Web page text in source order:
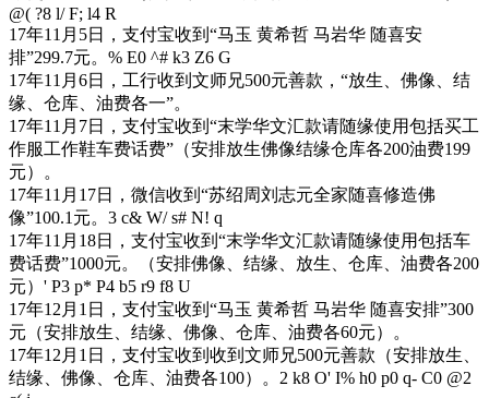
@( ?8 l/ F; l4 R
17年11月5日，支付宝收到“马玉 黄希哲 马岩华 随喜安
排”299.7元。 % E0 ^# k3 Z6 G
17年11月6日，工行收到文师兄500元善款，“放生、佛像、结
缘、仓库、油费各一”。
17年11月7日，支付宝收到“末学华文汇款请随缘使用包括买工
作服工作鞋车费话费”（安排放生佛像结缘仓库各200油费199
元）。
17年11月17日，微信收到“苏绍周刘志元全家随喜修造佛
像”100.1元。 3 c& W/ s# N! q
17年11月18日，支付宝收到“末学华文汇款请随缘使用包括车
费话费”1000元。（安排佛像、结缘、放生、仓库、油费各200
元） ' P3 p* P4 b5 r9 f8 U
17年12月1日，支付宝收到“马玉 黄希哲 马岩华 随喜安排”300
元（安排放生、结缘、佛像、仓库、油费各60元）。
17年12月1日，支付宝收到收到文师兄500元善款（安排放生、
结缘、佛像、仓库、油费各100）。 2 k8 O' I% h0 p0 q- C0 @2